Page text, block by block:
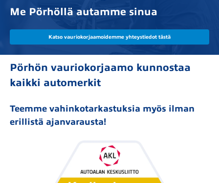
Me Pörhöllä autamme sinua
Katso vauriokorjaamoidemme yhteystiedot tästä
Pörhön vauriokorjaamo kunnostaa
kaikki automerkit
Teemme vahinkotarkastuksia myös ilman
erillistä ajanvarausta!